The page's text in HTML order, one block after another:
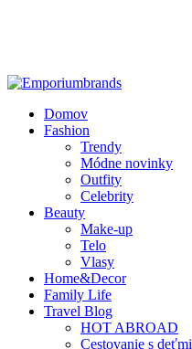
Domov
Fashion
Trendy
Módne novinky
Outfity
Celebrity
Beauty
Make-up
Telo
Vlasy
Home&Decor
Family Life
Travel Blog
HOT ABROAD
Cestovanie s deťmi